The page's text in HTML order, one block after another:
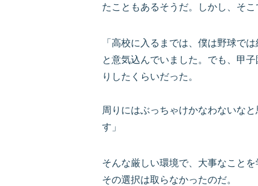
たこともあるそうだ。しかし、そこ
「高校に入るまでは、僕は野球で
と意気込んでいました。でも、甲
りしたくらいだった。
周りにはぶっちゃけかなわないな
す」
そんな厳しい環境で、大事なこと
その選択は取らなかったのだ。